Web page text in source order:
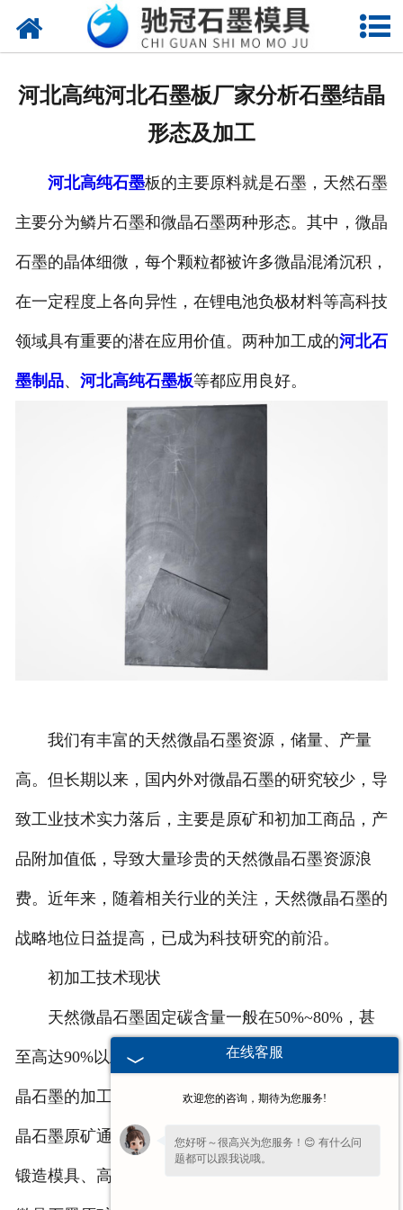
网站首页
联系我们
河北高纯河北石墨板厂家分析石墨结晶
形态及加工
河北高纯石墨板的主要原料就是石墨，天然石墨
主要分为鳞片石墨和微晶石墨两种形态。其中，微晶
石墨的晶体细微，每个颗粒都被许多微晶混淆沉积，
在一定程度上各向异性，在锂电池负极材料等高科技
领域具有重要的潜在应用价值。两种加工成的河北石
墨制品、 河北高纯石墨板等都应用良好。
我们有丰富的天然微晶石墨资源，储量、产量
高。但长期以来，国内外对微晶石墨的研究较少，导
致工业技术实力落后，主要是原矿和初加工商品，产
品附加值低，导致大量珍贵的天然微晶石墨资源浪
费。近年来，随着相关行业的关注，天然微晶石墨的
战略地位日益提高，已成为科技研究的前沿。
初加工技术现状
天然微晶石墨固定碳含量一般在50%~80%，甚
至高达90%以上，只需简单加工即可使用。目前，微
晶石墨的加工主要是磨粉、筛粒和压球。磨粉是指微
晶石墨原矿通过破碎成一定数量的石墨粉，主要用于
锻造模具、高纯
在线客服
欢迎您的咨询，期待为您服务!
您好呀～很高兴为您服务！😊 有什么问
题都可以跟我说哦。